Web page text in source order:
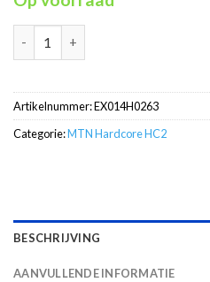
Artikelnummer:EX014H0263
Categorie:MTN Hardcore HC2
BESCHRIJVING
AANVULLENDE INFORMATIE